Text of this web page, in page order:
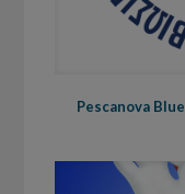
Pescanova Blue